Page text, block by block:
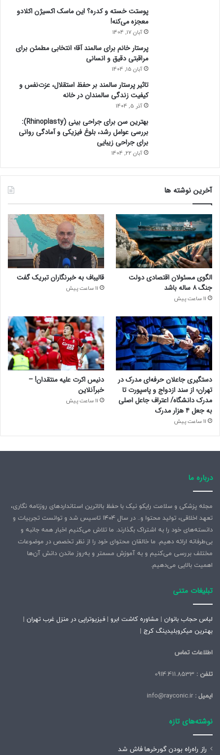
پوستت خسته و کدره؟ این ماسک اکسیژن اکلادو
معجزه می‌کنه!
آبان 17, 1404
پرستار خانم برای سالمند آقا؛ انتخابی مطمئن برای
مراقبتی دقیق و انسانی
آبان 15, 1404
تاثیر پرستار سالمند بر حفظ استقلال، عزت‌نفس و
کیفیت زندگی سالمندان در خانه
آذر 5, 1404
بهترین سن برای جراحی بینی (Rhinoplasty):
بررسی عوامل رشد، بلوغ فیزیکی و آمادگی روانی
برای جراحی زیبایی
آبان 22, 1404
آخرین نوشته ها
الگوی مسئولان اقتصادی دولت
جنگ ۸ ساله باشد
11 ساعت پیش
قالیباف به خبرنگاران تبریک گفت
11 ساعت پیش
دستگیری جاعلان حرفه‌ای مدرک در
تهران؛ از سند ازدواج و پاسپورت تا
مدرک دانشگاه/ اعتراف جاعل اصلی
به جعل ۴ هزار مدرک
11 ساعت پیش
دنیس اکرت علیه منتقدان! –
خبرآنلاین
11 ساعت پیش
درباره ما
مجله پزشکی و سلامت رایکو نیک با حفظ بالاترین استانداردهای روزنامه نگاری،
تعهد اخلاقی، تولید محتوا و.. در سال ۱۴۰۴ تاسیس شد و توانست تجربیات و
دانسته‌های خود را به اشتراک بگذارند. ما تلاش می‌کنیم اخبار همه جانبه و
بی‌طرفانه ارائه دهیم. ما خالقان محتوای خود را از نظر تخصص در موضوعات
مختلف بررسی می‌کنیم و به آموزش مسمتر و به‌روز ماندن دانش آن‌ها
اهمیت بالایی می‌دهیم.
تبلیغات متنی
لباس حجاب بانوان مشاوره کاشت ابرو فیزیوتراپی در منزل غرب تهران
بهترین میکروبلیدینگ کرج
اطلاعات تماس
تلفن :
ایمیل :
نوشته‌های تازه
راز راه‌راه بودن گورخرها فاش شد